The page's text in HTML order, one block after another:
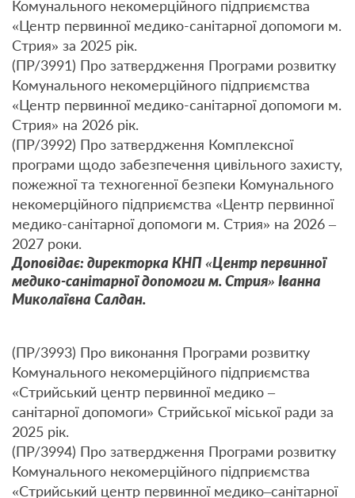
Комунального некомерційного підприємства
«Центр первинної медико-санітарної допомоги м.
Стрия» за 2025 рік.
(ПР/3991) Про затвердження Програми розвитку
Комунального некомерційного підприємства
«Центр первинної медико-санітарної допомоги м.
Стрия» на 2026 рік.
(ПР/3992) Про затвердження Комплексної
програми щодо забезпечення цивільного захисту,
пожежної та техногенної безпеки Комунального
некомерційного підприємства «Центр первинної
медико-санітарної допомоги м. Стрия» на 2026 –
2027 роки.
Доповідає: директорка КНП «Центр первинної
медико-санітарної допомоги м. Стрия» Іванна
Миколаївна Салдан.
(ПР/3993) Про виконання Програми розвитку
Комунального некомерційного підприємства
«Стрийський центр первинної медико –
санітарної допомоги» Стрийської міської ради за
2025 рік.
(ПР/3994) Про затвердження Програми розвитку
Комунального некомерційного підприємства
«Стрийський центр первинної медико–санітарної